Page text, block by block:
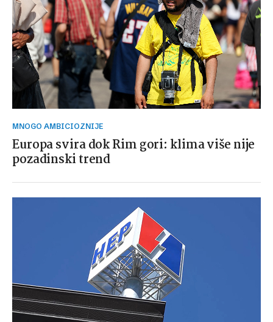
MNOGO AMBICIOZNIJE
Europa svira dok Rim gori: klima više nije
pozadinski trend